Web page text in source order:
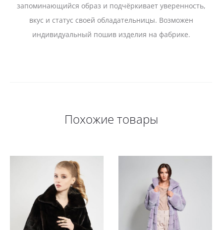
запоминающийся образ и подчёркивает уверенность,
вкус и статус своей обладательницы. Возможен
индивидуальный пошив изделия на фабрике.
Похожие товары